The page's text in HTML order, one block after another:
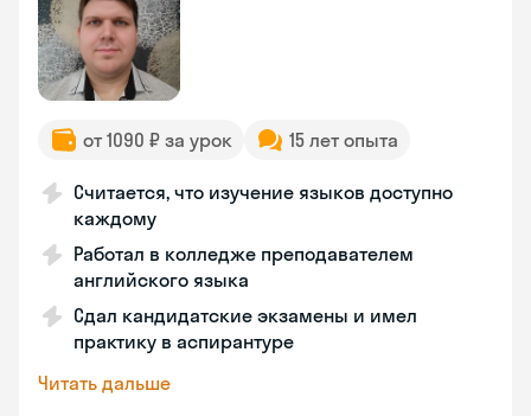
от 1090 ₽ за урок 15 лет опыта
Считается, что изучение языков доступно
каждому
Работал в колледже преподавателем
английского языка
Сдал кандидатские экзамены и имел
практику в аспирантуре
Читать дальше